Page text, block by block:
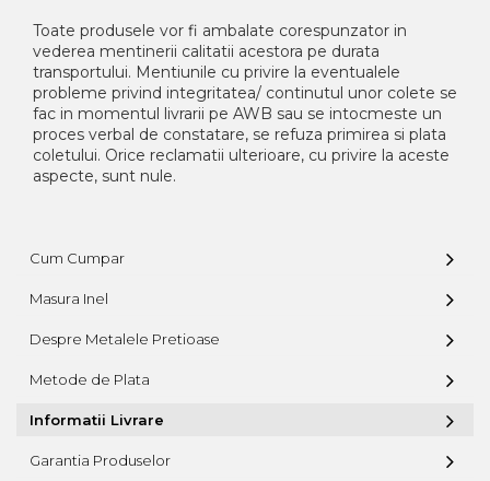
Toate produsele vor fi ambalate corespunzator in
vederea mentinerii calitatii acestora pe durata
transportului. Mentiunile cu privire la eventualele
probleme privind integritatea/ continutul unor colete se
fac in momentul livrarii pe AWB sau se intocmeste un
proces verbal de constatare, se refuza primirea si plata
coletului. Orice reclamatii ulterioare, cu privire la aceste
aspecte, sunt nule.
Cum Cumpar
Masura Inel
Despre Metalele Pretioase
Metode de Plata
Informatii Livrare
Garantia Produselor